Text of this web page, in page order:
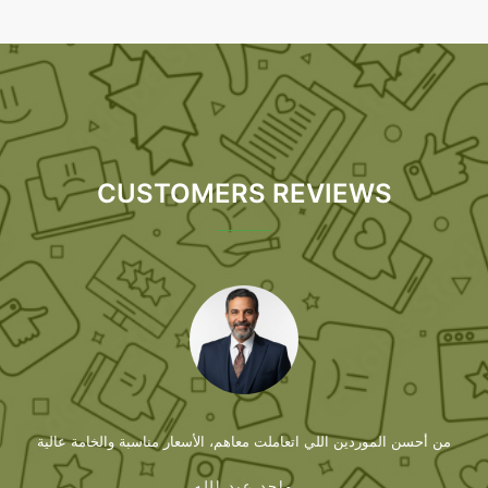
CUSTOMERS REVIEWS
المطبوع جودته ممتازة، الطباعة واضحة والألوان ثابتة حتى بعد الاستخدام